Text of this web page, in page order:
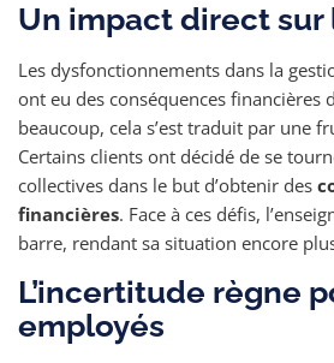
Un impact direct sur
Les dysfonctionnements dans la
ont eu des conséquences financières
beaucoup, cela s’est traduit par une
Certains clients ont décidé de se
collectives dans le but d’obtenir des
financières. Face à ces défis,
barre, rendant sa situation encore
L’incertitude règne
employés